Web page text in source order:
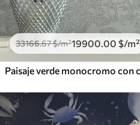
33166.67$/m²19900.00 $/m²